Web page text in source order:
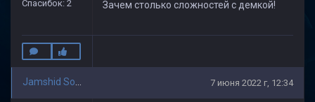
Спасибок: 2
Зачем столько сложностей с демкой!
7 июня 2022 г, 12:34